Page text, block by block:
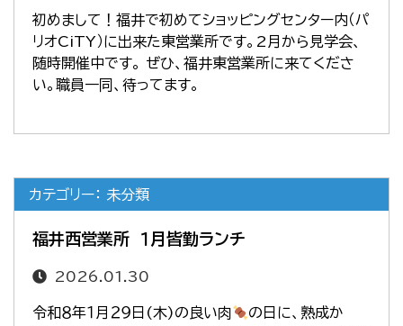
初めまして！福井で初めてショッピングセンター内（パ
リオCiTY）に出来た東営業所です。2月から見学会、
随時開催中です。 ぜひ、福井東営業所に来てくださ
い。職員一同、待ってます。
カテゴリー： 未分類
福井西営業所 １月皆勤ランチ
2026.01.30
令和８年１月２９日(木)の良い肉
の日に、熟成か